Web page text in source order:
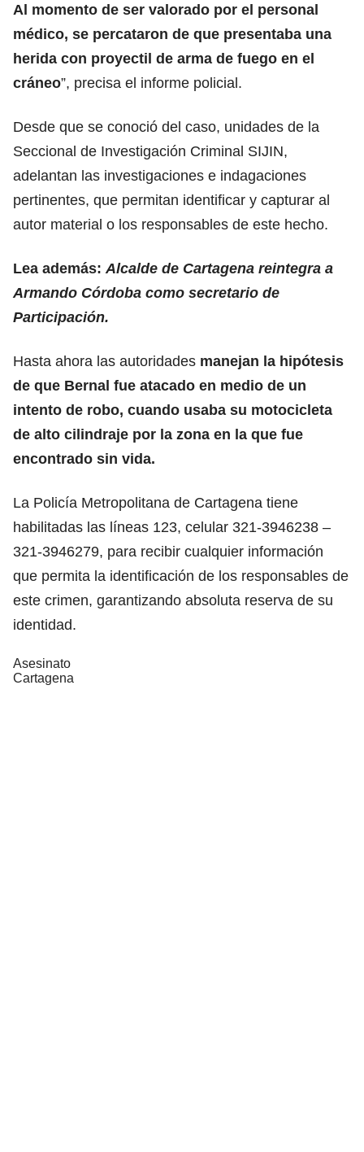
Al momento de ser valorado por el personal
médico, se percataron de que presentaba una
herida con proyectil de arma de fuego en el
cráneo”, precisa el informe policial.
Desde que se conoció del caso, unidades de la
Seccional de Investigación Criminal SIJIN,
adelantan las investigaciones e indagaciones
pertinentes, que permitan identificar y capturar al
autor material o los responsables de este hecho.
Lea además: Alcalde de Cartagena reintegra a
Armando Córdoba como secretario de
Participación.
Hasta ahora las autoridades manejan la hipótesis
de que Bernal fue atacado en medio de un
intento de robo, cuando usaba su motocicleta
de alto cilindraje por la zona en la que fue
encontrado sin vida.
La Policía Metropolitana de Cartagena tiene
habilitadas las líneas 123, celular 321-3946238 –
321-3946279, para recibir cualquier información
que permita la identificación de los responsables de
este crimen, garantizando absoluta reserva de su
identidad.
Asesinato
Cartagena